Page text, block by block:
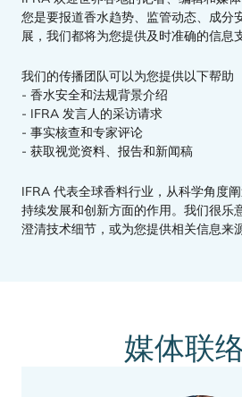
您是要报道香水趋势、监管动态、成分
展，我们都将为您提供及时准确的信息
我们的传播团队可以为您提供以下帮助
- 香水安全和法规背景介绍
- IFRA 发言人的采访请求
- 事实核查和专家评论
- 获取视觉资料、报告和新闻稿
IFRA 代表全球香料行业，从科学角度
持续发展和创新方面的作用。我们很乐
澄清技术细节，或为您提供相关信息来源
媒体联